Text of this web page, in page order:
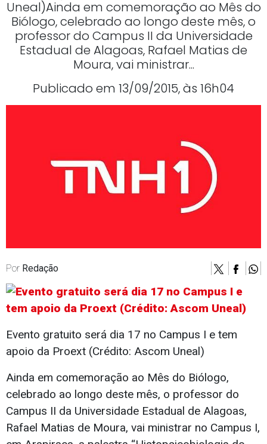
Uneal)Ainda em comemoração ao Mês do
Biólogo, celebrado ao longo deste mês, o
professor do Campus II da Universidade
Estadual de Alagoas, Rafael Matias de
Moura, vai ministrar...
Publicado em 13/09/2015, às 16h04
Por Redação
Evento gratuito será dia 17 no Campus I e tem
apoio da Proext (Crédito: Ascom Uneal)
Ainda em comemoração ao Mês do Biólogo,
celebrado ao longo deste mês, o professor do
Campus II da Universidade Estadual de Alagoas,
Rafael Matias de Moura, vai ministrar no Campus I,